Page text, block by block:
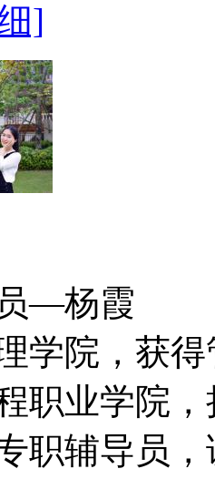
]
员—杨霞
学院，获
职业学院
职辅导员